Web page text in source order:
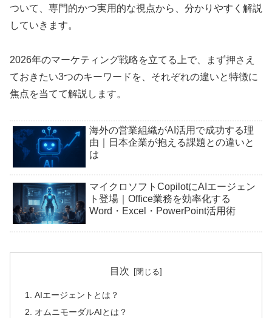
ついて、専門的かつ実用的な視点から、分かりやすく解説
していきます。
2026年のマーケティング戦略を立てる上で、まず押さえ
ておきたい3つのキーワードを、それぞれの違いと特徴に
焦点を当てて解説します。
海外の営業組織がAI活用で成功する理
由｜日本企業が抱える課題との違いと
は
マイクロソフトCopilotにAIエージェン
ト登場｜Office業務を効率化する
Word・Excel・PowerPoint活用術
目次
AIエージェントとは？
オムニモーダルAIとは？